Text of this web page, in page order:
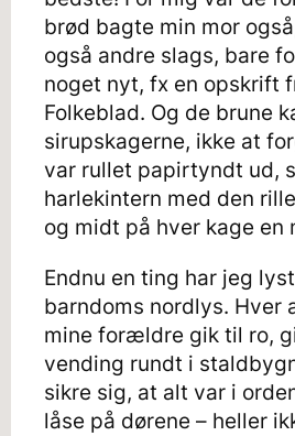
brød bagte min mor
også andre slags, bare
noget nyt, fx en opskrift
Folkeblad. Og de brune
sirupskagerne, ikke at
var rullet papirtyndt ud,
harlekintern med den
og midt på hver kage en
Endnu en ting har jeg
barndoms nordlys. Hver
mine forældre gik til ro,
vending rundt i
sikre sig, at alt var i
låse på dørene – heller